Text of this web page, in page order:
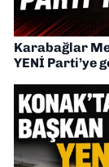
Karabağlar
YENİ Parti’ye